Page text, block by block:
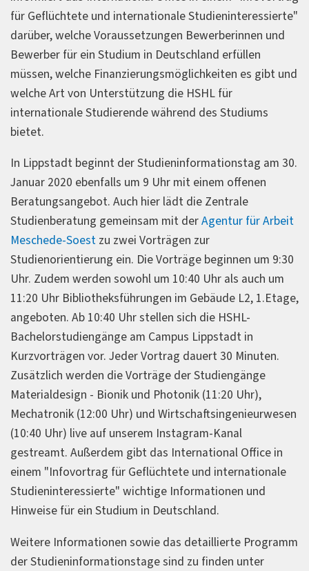
für Geflüchtete und internationale Studieninteressierte"
darüber, welche Voraussetzungen Bewerberinnen und
Bewerber für ein Studium in Deutschland erfüllen
müssen, welche Finanzierungsmöglichkeiten es gibt und
welche Art von Unterstützung die HSHL für
internationale Studierende während des Studiums
bietet.
In Lippstadt beginnt der Studieninformationstag am 30.
Januar 2020 ebenfalls um 9 Uhr mit einem offenen
Beratungsangebot. Auch hier lädt die Zentrale
Studienberatung gemeinsam mit derAgentur für Arbeit
Meschede-Soest zu zwei Vorträgen zur
Studienorientierung ein. Die Vorträge beginnen um 9:30
Uhr. Zudem werden sowohl um 10:40 Uhr als auch um
11:20 Uhr Bibliotheksführungen im Gebäude L2, 1.Etage,
angeboten. Ab 10:40 Uhr stellen sich die HSHL-
Bachelorstudiengänge am Campus Lippstadt in
Kurzvorträgen vor. Jeder Vortrag dauert 30 Minuten.
Zusätzlich werden die Vorträge der Studiengänge
Materialdesign - Bionik und Photonik (11:20 Uhr),
Mechatronik (12:00 Uhr) und Wirtschaftsingenieurwesen
(10:40 Uhr) live auf unserem Instagram-Kanal
gestreamt. Außerdem gibt das International Office in
einem "Infovortrag für Geflüchtete und internationale
Studieninteressierte" wichtige Informationen und
Hinweise für ein Studium in Deutschland.
Weitere Informationen sowie das detaillierte Programm
der Studieninformationstage sind zu finden unter